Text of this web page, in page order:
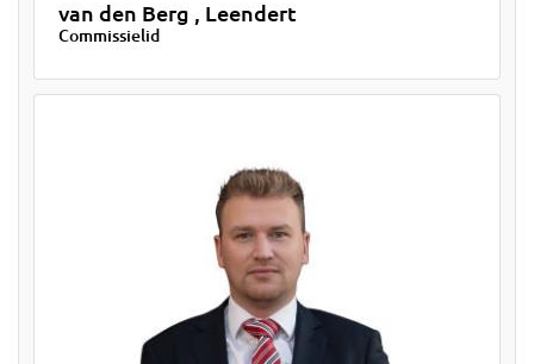
van den Berg , Leendert
Commissielid